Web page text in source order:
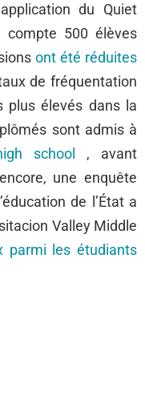
du Quiet
500 élèves
ont été réduites
de fréquentation
plus élevés dans la
sont admis à
school
, avant
une enquête
de l’État a
Valley Middle
parmi les étudiants